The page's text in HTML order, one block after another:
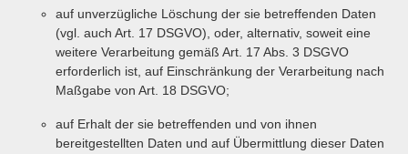
auf unverzügliche Löschung der sie betreffenden Daten
(vgl. auch Art. 17 DSGVO), oder, alternativ, soweit eine
weitere Verarbeitung gemäß Art. 17 Abs. 3 DSGVO
erforderlich ist, auf Einschränkung der Verarbeitung nach
Maßgabe von Art. 18 DSGVO;
auf Erhalt der sie betreffenden und von ihnen
bereitgestellten Daten und auf Übermittlung dieser Daten